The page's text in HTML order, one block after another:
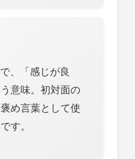
、「感じが良
意味。初対面の
め言葉として使
す。